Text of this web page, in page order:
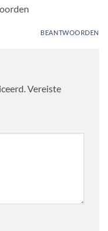
BEANTWOORDEN
Vereiste